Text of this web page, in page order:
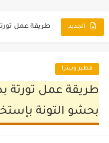
الجديد
طريقة عمل
فطير وبيتزا
طريقة عمل تورتة
بحشو التونة